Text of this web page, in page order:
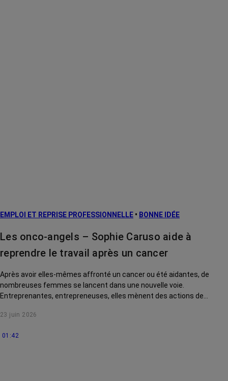
EMPLOI ET REPRISE PROFESSIONNELLE • BONNE IDÉE
Les onco-angels – Sophie Caruso aide à
reprendre le travail après un cancer
Après avoir elles-mêmes affronté un cancer ou été aidantes, de
nombreuses femmes se lancent dans une nouvelle voie.
Entreprenantes, entrepreneuses, elles mènent des actions de
Sophie Caruso, présidente de La Niaque.
23 juin 2026
01:42